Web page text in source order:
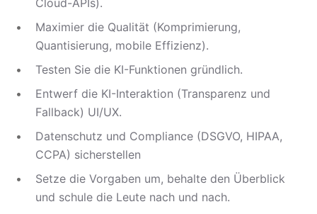
Cloud-APIs).
Maximier die Qualität (Komprimierung,
Quantisierung, mobile Effizienz).
Testen Sie die KI-Funktionen gründlich.
Entwerf die KI-Interaktion (Transparenz und
Fallback) UI/UX.
Datenschutz und Compliance (DSGVO, HIPAA,
CCPA) sicherstellen
Setze die Vorgaben um, behalte den Überblick
und schule die Leute nach und nach.